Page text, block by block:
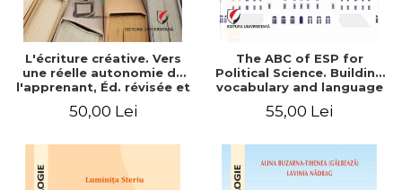
L'écriture créative. Vers
une réelle autonomie de
l'apprenant, Éd. révisée et
50,00 Lei
The ABC of ESP for
Political Science. Building
vocabulary and language
55,00 Lei